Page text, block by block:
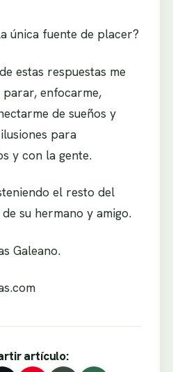
única fuente de placer?
estas respuestas me
enfocarme,
de sueños y
para
y con la gente.
el resto del
su hermano y amigo.
Galeano.
artículo: